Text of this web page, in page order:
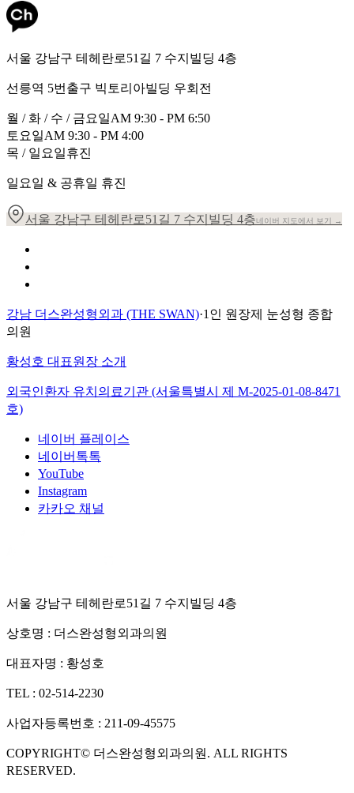
서울 강남구 테헤란로51길 7 수지빌딩 4층
선릉역 5번출구 빅토리아빌딩 우회전
월 / 화 / 수 / 금요일AM 9:30 - PM 6:50
토요일AM 9:30 - PM 4:00
목 / 일요일휴진
일요일 & 공휴일 휴진
서울 강남구 테헤란로51길 7 수지빌딩 4층네이버 지도에서 보기 →
강남 더스완성형외과 (THE SWAN)·1인 원장제 눈성형 종합
의원
황성호 대표원장 소개
외국인환자 유치의료기관 (서울특별시 제 M-2025-01-08-8471
호)
네이버 플레이스
네이버톡톡
YouTube
Instagram
카카오 채널
서울 강남구 테헤란로51길 7 수지빌딩 4층
상호명 : 더스완성형외과의원
대표자명 : 황성호
TEL : 02-514-2230
사업자등록번호 : 211-09-45575
COPYRIGHT© 더스완성형외과의원 . ALL RIGHTS
RESERVED.